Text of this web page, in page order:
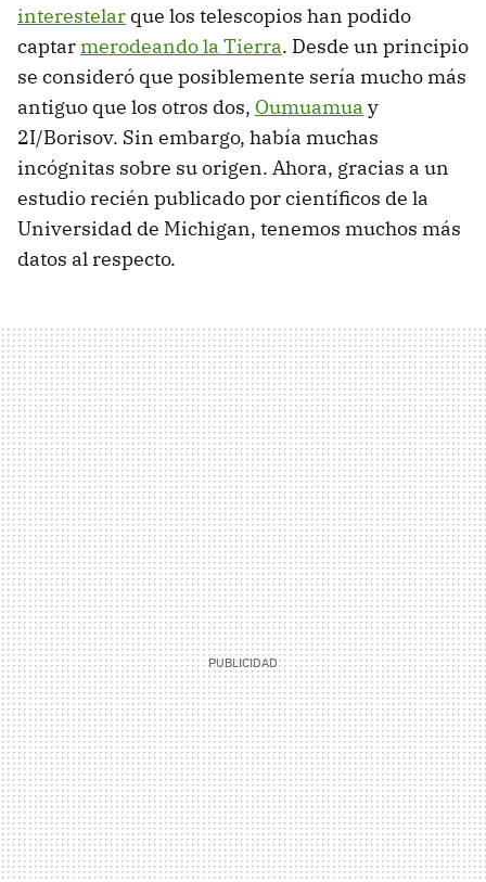
interestelar que los telescopios han podido
captarmerodeando la Tierra. Desde un principio
se consideró que posiblemente sería mucho más
antiguo que los otros dos, Oumuamua y
2I/Borisov. Sin embargo, había muchas
incógnitas sobre su origen. Ahora, gracias a un
estudio recién publicado por científicos de la
Universidad de Michigan, tenemos muchos más
datos al respecto.